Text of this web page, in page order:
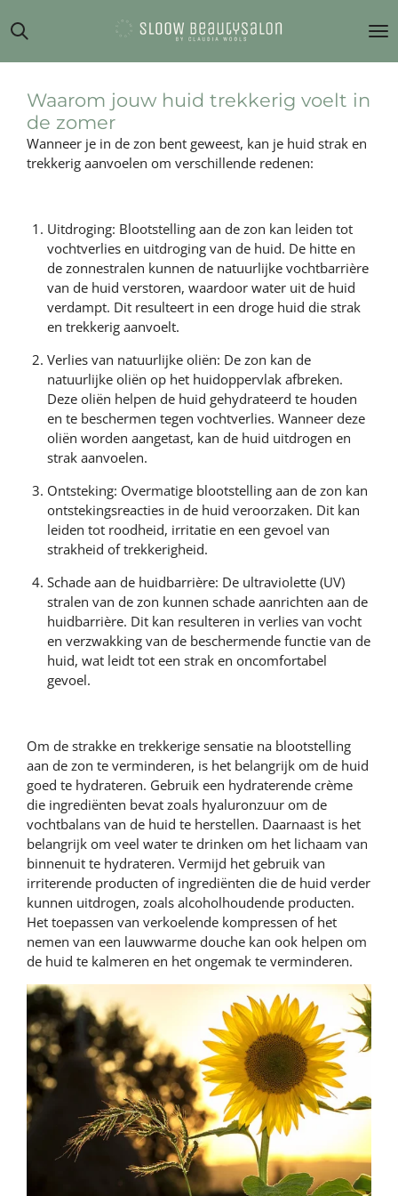
direct
hoofdinhoud
Waarom jouw huid trekkerig voelt in
de zomer
Wanneer je in de zon bent geweest, kan je huid strak en
trekkerig aanvoelen om verschillende redenen:
Uitdroging: Blootstelling aan de zon kan leiden tot
vochtverlies en uitdroging van de huid. De hitte en
de zonnestralen kunnen de natuurlijke vochtbarrière
van de huid verstoren, waardoor water uit de huid
verdampt. Dit resulteert in een droge huid die strak
en trekkerig aanvoelt.
Verlies van natuurlijke oliën: De zon kan de
natuurlijke oliën op het huidoppervlak afbreken.
Deze oliën helpen de huid gehydrateerd te houden
en te beschermen tegen vochtverlies. Wanneer deze
oliën worden aangetast, kan de huid uitdrogen en
strak aanvoelen.
Ontsteking: Overmatige blootstelling aan de zon kan
ontstekingsreacties in de huid veroorzaken. Dit kan
leiden tot roodheid, irritatie en een gevoel van
strakheid of trekkerigheid.
Schade aan de huidbarrière: De ultraviolette (UV)
stralen van de zon kunnen schade aanrichten aan de
huidbarrière. Dit kan resulteren in verlies van vocht
en verzwakking van de beschermende functie van de
huid, wat leidt tot een strak en oncomfortabel
gevoel.
Om de strakke en trekkerige sensatie na blootstelling
aan de zon te verminderen, is het belangrijk om de huid
goed te hydrateren. Gebruik een hydraterende crème
die ingrediënten bevat zoals hyaluronzuur om de
vochtbalans van de huid te herstellen. Daarnaast is het
belangrijk om veel water te drinken om het lichaam van
binnenuit te hydrateren. Vermijd het gebruik van
irriterende producten of ingrediënten die de huid verder
kunnen uitdrogen, zoals alcoholhoudende producten.
Het toepassen van verkoelende kompressen of het
nemen van een lauwwarme douche kan ook helpen om
de huid te kalmeren en het ongemak te verminderen.